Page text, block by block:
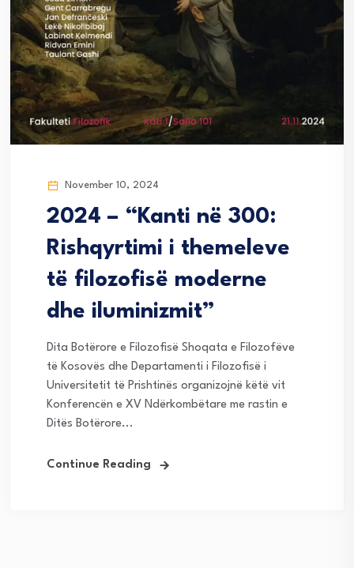
November 10, 2024
2024 – “Kanti në 300:
Rishqyrtimi i themeleve
të filozofisë moderne
dhe iluminizmit”
Dita Botërore e Filozofisë Shoqata e Filozofëve
të Kosovës dhe Departamenti i Filozofisë i
Universitetit të Prishtinës organizojnë këtë vit
Konferencën e XV Ndërkombëtare me rastin e
Ditës Botërore...
Continue Reading